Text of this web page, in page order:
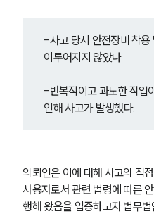
-사고 당시 안전장비 착용
이루어지지 않았다.
-반복적이고 과도한 작업
인해 사고가 발생했다.
의뢰인은 이에 대해 사고의 직
사용자로서 관련 법령에 따른
행해 왔음을 입증하고자 법무